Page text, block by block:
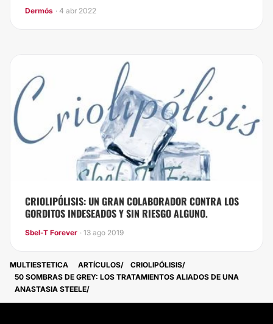
Dermós · 4 abr 2022
CRIOLIPÓLISIS: UN GRAN COLABORADOR CONTRA LOS
GORDITOS INDESEADOS Y SIN RIESGO ALGUNO.
Sbel-T Forever · 13 ago 2019
MULTIESTETICA ARTÍCULOS
CRIOLIPÓLISIS
50 SOMBRAS DE GREY: LOS TRATAMIENTOS ALIADOS DE UNA
ANASTASIA STEELE